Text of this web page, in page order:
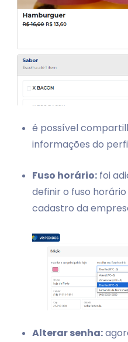
é possível
informações do
Fuso horário: foi
definir o fuso
cadastro da
Alterar senha: